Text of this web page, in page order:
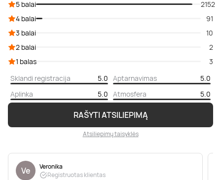
RAŠYTI ATSILIEPIMĄ
Atsiliepimų taisyklės
5 balai
2152
4 balai
91
3 balai
10
2 balai
2
1 balas
3
Sklandi registracija
5.0 Aptarnavimas
5.0
Aplinka
5.0 Atmosfera 5.0
Ve
Veronika
Registruotas klientas